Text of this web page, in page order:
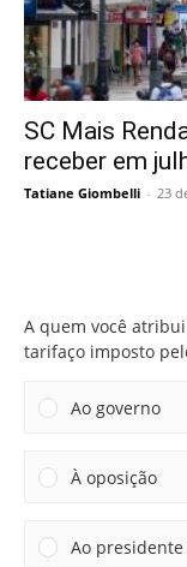
SC Mais
receber em
Tatiane Giombelli - 23
A quem você
tarifaço imposto
Ao governo
À oposição
Ao